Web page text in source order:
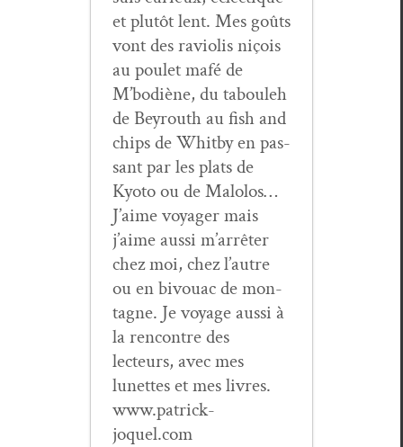
et plutôt lent. Mes goûts
vont des ravi­o­lis niçois
au poulet mafé de
M’bodiène, du tabouleh
de Bey­routh au fish and
chips de Whit­by en pas­
sant par les plats de
Kyoto ou de Mal­o­los…
J’aime voy­ager mais
j’aime aus­si m’arrêter
chez moi, chez l’autre
ou en bivouac de mon­
tagne. Je voy­age aus­si à
la ren­con­tre des
lecteurs, avec mes
lunettes et mes livres.
www.patrick-
joquel.com